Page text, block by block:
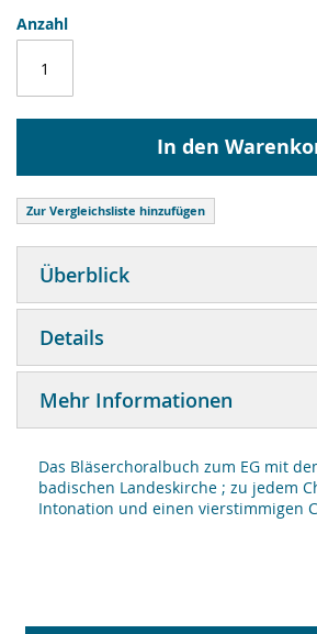
Anzahl
In den
Zur Vergleichsliste hinzufügen
Überblick
Details
Mehr Informationen
Das Bläserchoralbuch zum EG mit
badischen Landeskirche ; zu jedem
Intonation und einen vierstimmigen